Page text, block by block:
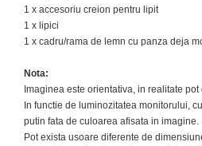
1 x accesoriu creion pentru lipit
1 x lipici
1 x cadru/rama de lemn cu panza deja
Nota:
Imaginea este orientativa, in realitate
In functie de luminozitatea monitorului,
putin fata de culoarea afisata in imagine.
Pot exista usoare diferente de